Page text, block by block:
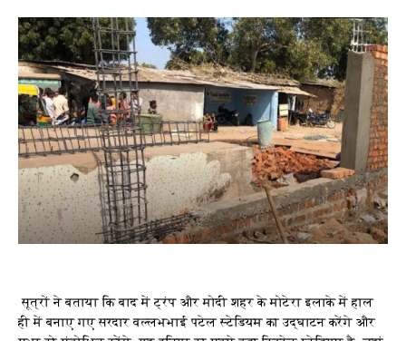
सूत्रों ने बताया कि बाद में ट्रंप और मोदी शहर के मोटेरा इलाके में हाल
ही में बनाए गए सरदार वल्लभभाई पटेल स्टेडियम का उद्घाटन करेंगे और